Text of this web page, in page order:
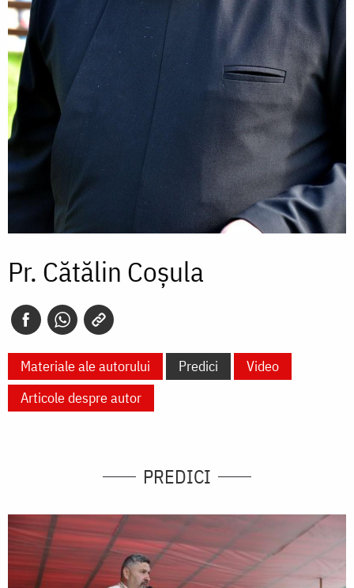
Pr. Cătălin Coșula
Materiale ale autorului Predici
Video
Articole despre autor
PREDICI